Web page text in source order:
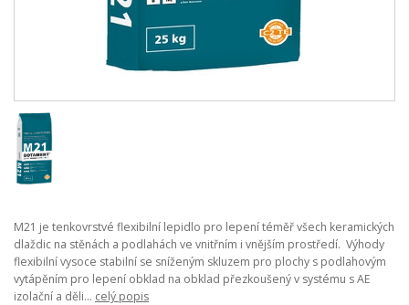
M21 je tenkovrstvé flexibilní lepidlo pro lepení téměř všech keramických
dlaždic na stěnách a podlahách ve vnitřním i vnějším prostředí. Výhody
flexibilní vysoce stabilní se sníženým skluzem pro plochy s podlahovým
vytápěním pro lepení obklad na obklad přezkoušený v systému s AE
izolační a děli... celý popis